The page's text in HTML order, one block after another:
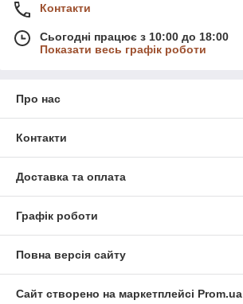
Контакти
Сьогодні працює з 10:00 до 18:00
Показати весь графік роботи
Про нас
Контакти
Доставка та оплата
Графік роботи
Повна версія сайту
Сайт створено на маркетплейсі Prom.ua